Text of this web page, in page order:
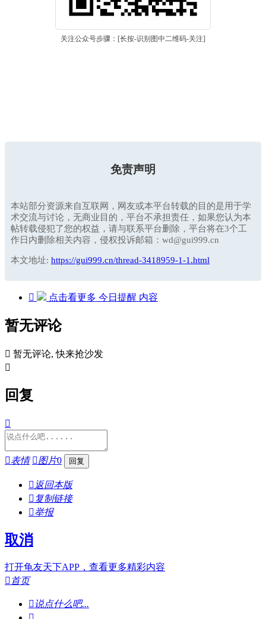
关注公众号步骤：[长按-识别图中二维码-关注]
免责声明
本站部分资源来自互联网，网友或本平台转载的目的是用于学
术交流与讨论，无商业目的，平台不承担责任，如果您认为本
帖转载侵犯了您的权益，请与联系平台删除，平台将在3个工
作日内删除相关内容，侵权投诉邮箱：wd@gui999.cn
本文地址: https://gui999.cn/thread-3418959-1-1.html
 点击看更多 今日提醒 内容
暂无评论
 暂无评论, 快来抢沙发

回复

表情 图片0
 返回本版
 复制链接
举报
取消
打开龟友天下APP，查看更多精彩内容
 首页
说点什么吧...